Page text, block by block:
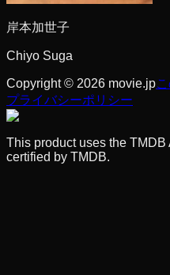
岸本加世子
Chiyo Suga
Copyright © 2026 movie.jp
プライバシーポリシー
This product uses the
certified by TMDB.